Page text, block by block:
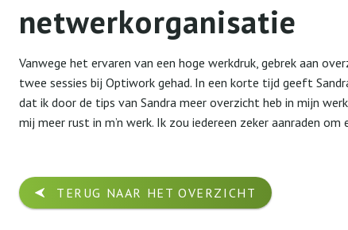
netwerkorganisatie
Vanwege het ervaren van een hoge werkdruk, gebrek aan
twee sessies bij Optiwork gehad. In een korte tijd geeft
dat ik door de tips van Sandra meer overzicht heb in mijn
mij meer rust in m’n werk. Ik zou iedereen zeker aanraden
TERUG NAAR HET OVERZICHT